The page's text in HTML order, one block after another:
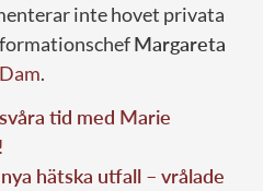
inte hovet privata
Margareta
.
tid med Marie
hätska utfall – vrålade